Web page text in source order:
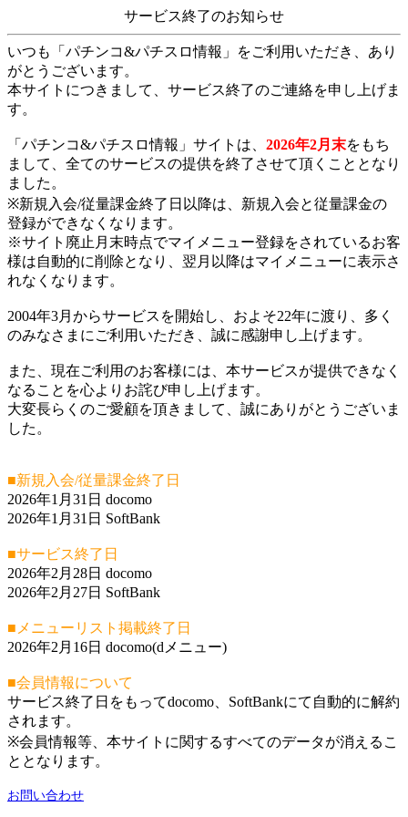
サービス終了のお知らせ
いつも「パチンコ&パチスロ情報」をご利用いただき、あり
がとうございます。
本サイトにつきまして、サービス終了のご連絡を申し上げま
す。
「パチンコ&パチスロ情報」サイトは、 2026年2月末をもち
まして、全てのサービスの提供を終了させて頂くこととなり
ました。
※新規入会/従量課金終了日以降は、新規入会と従量課金の
登録ができなくなります。
※サイト廃止月末時点でマイメニュー登録をされているお客
様は自動的に削除となり、翌月以降はマイメニューに表示さ
れなくなります。
2004年3月からサービスを開始し、およそ22年に渡り、多く
のみなさまにご利用いただき、誠に感謝申し上げます。
また、現在ご利用のお客様には、本サービスが提供できなく
なることを心よりお詫び申し上げます。
大変長らくのご愛顧を頂きまして、誠にありがとうございま
した。
■新規入会/従量課金終了日
2026年1月31日 docomo
2026年1月31日 SoftBank
■サービス終了日
2026年2月28日 docomo
2026年2月27日 SoftBank
■メニューリスト掲載終了日
2026年2月16日 docomo(dメニュー)
■会員情報について
サービス終了日をもってdocomo、SoftBankにて自動的に解約
されます。
※会員情報等、本サイトに関するすべてのデータが消えるこ
ととなります。
お問い合わせ